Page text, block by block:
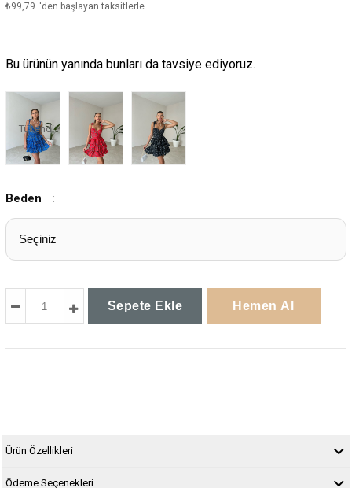
₺99,79 'den başlayan taksitlerle
Bu ürünün yanında bunları da tavsiye ediyoruz.
Tükendi
Beden :
Ürün Özellikleri
Ödeme Seçenekleri